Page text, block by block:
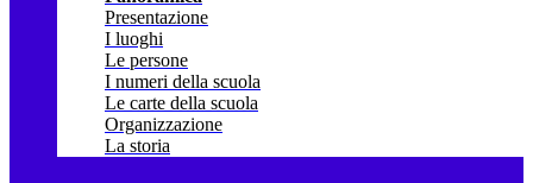
Presentazione
I luoghi
Le persone
I numeri della scuola
Le carte della scuola
Organizzazione
La storia